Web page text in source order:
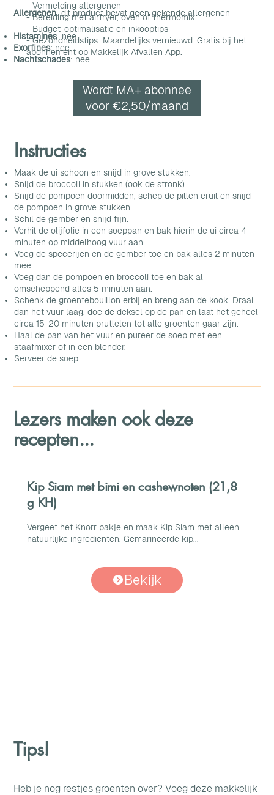
Allergenen: dit product bevat geen gekende allergenen
Histamines: nee
Exorfines: nee
Nachtschades: nee
- Vermelding allergenen
- Bereiding met airfryer, oven of thermomix
- Budget-optimalisatie en inkooptips
- Gezondheidstips Maandelijks vernieuwd. Gratis bij het
abonnement opMakkelijk Afvallen App.
Wordt MA+ abonnee
voor €2,50/maand
Instructies
Maak de ui schoon en snijd in grove stukken.
Snijd de broccoli in stukken (ook de stronk).
Snijd de pompoen doormidden, schep de pitten eruit en snijd
de pompoen in grove stukken.
Schil de gember en snijd fijn.
Verhit de olijfolie in een soeppan en bak hierin de ui circa 4
minuten op middelhoog vuur aan.
Voeg de specerijen en de gember toe en bak alles 2 minuten
mee.
Voeg dan de pompoen en broccoli toe en bak al
omscheppend alles 5 minuten aan.
Schenk de groentebouillon erbij en breng aan de kook. Draai
dan het vuur laag, doe de deksel op de pan en laat het geheel
circa 15-20 minuten pruttelen tot alle groenten gaar zijn.
Haal de pan van het vuur en pureer de soep met een
staafmixer of in een blender.
Serveer de soep.
Tips!
Heb je nog restjes groenten over? Voeg deze makkelijk
Lezers maken ook deze
recepten...
Kip Siam met bimi en cashewnoten (21,8
g KH)
Vergeet het Knorr pakje en maak Kip Siam met alleen
natuurlijke ingredienten. Gemarineerde kip...
Bekijk